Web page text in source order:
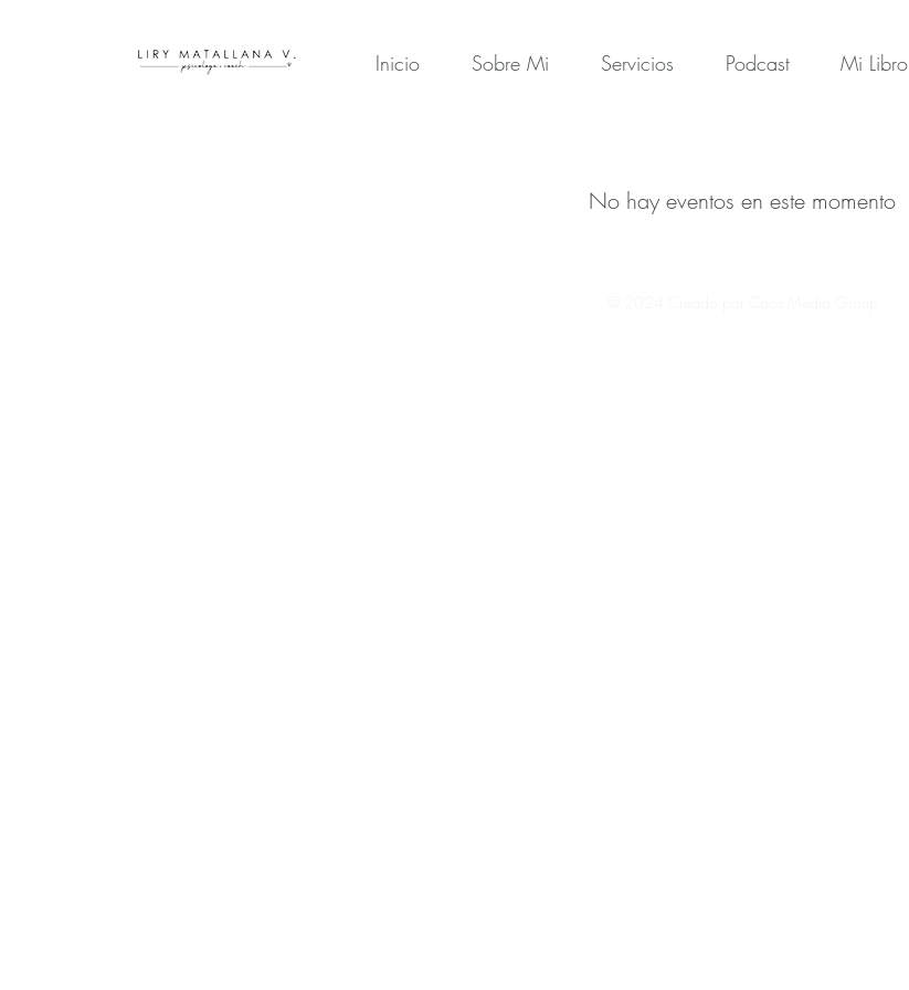
Inicio Sobre Mi Servicios Podcast Mi Libro
No hay eventos en este momento